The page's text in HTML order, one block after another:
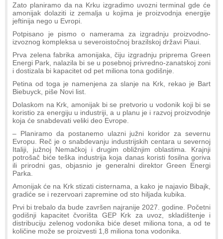
Zato planiramo da na Krku izgradimo uvozni terminal gde će
amonijak dolaziti iz zemalja u kojima je proizvodnja energije
jeftinija nego u Evropi.
Potpisano je pismo o namerama za izgradnju proizvodno-
izvoznog kompleksa u severoistočnoj brazilskoj državi Piaui.
Prva zelena fabrika amonijaka, čiju izgradnju priprema Green
Energi Park, nalazila bi se u posebnoj privredno-zanatskoj zoni
i dostizala bi kapacitet od pet miliona tona godišnje.
Petina od toga je namenjena za slanje na Krk, rekao je Bart
Biebuyck, piše Novi list.
Dolaskom na Krk, amonijak bi se pretvorio u vodonik koji bi se
koristio za energiju u industriji, a u planu je i razvoj proizvodnje
koja će snabdevati veliki deo Evrope.
– Planiramo da postanemo ulazni južni koridor za severnu
Evropu. Reč je o snabdevanju industrijskih centara u severnoj
Italiji, južnoj Nemačkoj i drugim obližnjim oblastima. Krajnji
potrošač biće teška industrija koja danas koristi fosilna goriva
ili prirodni gas, objasnio je generalni direktor Green Energi
Parka.
Amonijak će na Krk stizati cisternama, a kako je najavio Bibajk,
gradiće se i rezervoari zapremine od sto hiljada kubika.
Prvi bi trebalo da bude završen najranije 2027. godine. Početni
godišnji kapacitet čvorišta GEP Krk za uvoz, skladištenje i
distribuciju zelenog vodonika biće deset miliona tona, a od te
količine može se proizvesti 1,8 miliona tona vodonika.